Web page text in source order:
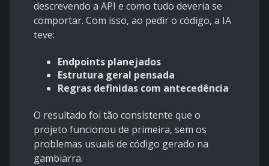
descrevendo a API e como tudo deveria se
comportar. Com isso, ao pedir o código, a IA
teve:
Endpoints planejados
Estrutura geral pensada
Regras definidas com antecedência
O resultado foi tão consistente que o
projeto funcionou de primeira, sem os
problemas usuais de código gerado na
gambiarra.​